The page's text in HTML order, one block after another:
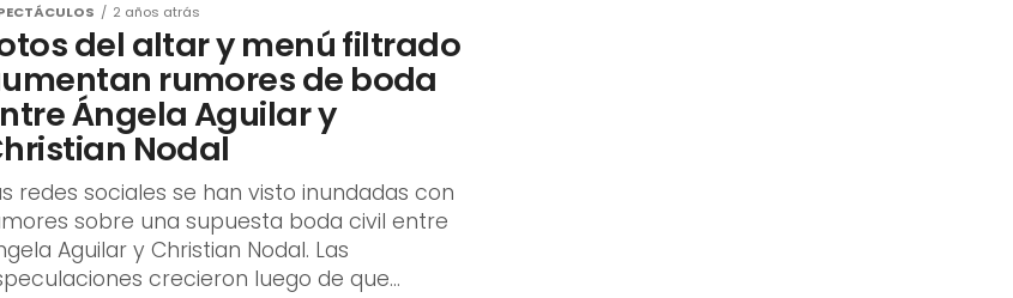
2 años atrás
del altar y menú filtrado
rumores de boda
Ángela Aguilar y
Nodal
redes sociales se han visto inundadas con
sobre una supuesta boda civil entre
Aguilar y Christian Nodal. Las
crecieron luego de que...